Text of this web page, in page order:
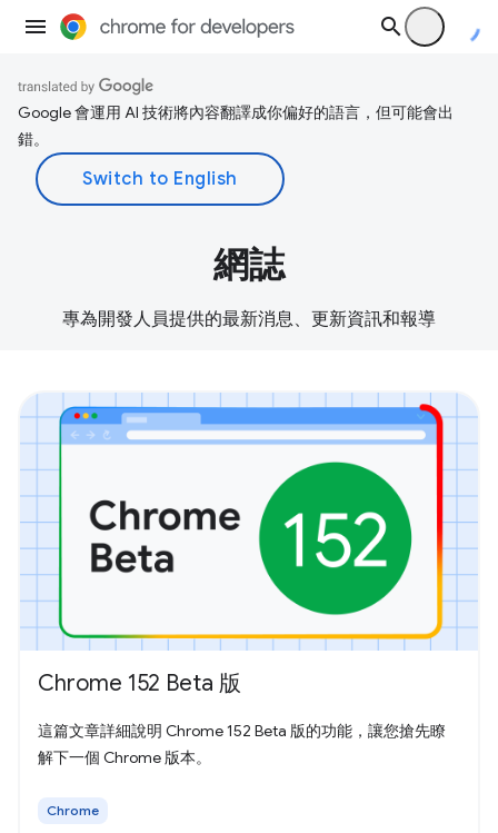
Google 會運用 AI 技術將內容翻譯成你偏好的語言，但可能會出
錯。
網誌
專為開發人員提供的最新消息、更新資訊和報導
Chrome 152 Beta 版
這篇文章詳細說明 Chrome 152 Beta 版的功能，讓您搶先瞭
解下一個 Chrome 版本。
Chrome